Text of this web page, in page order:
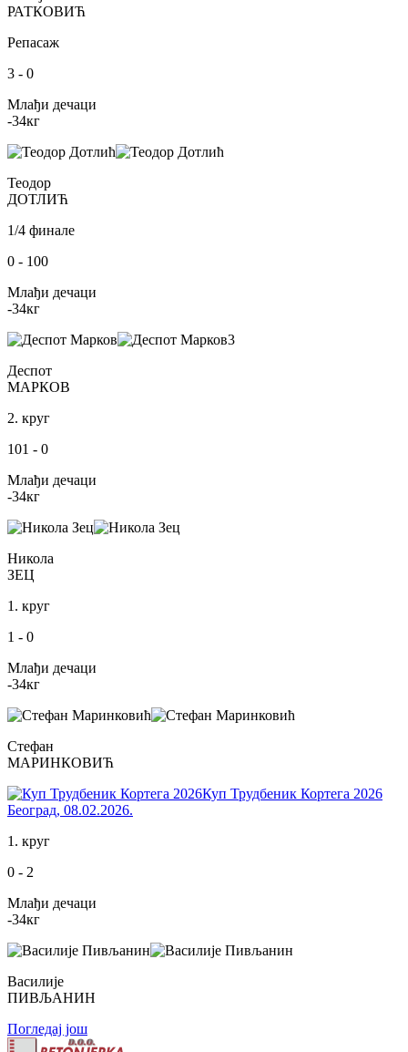
РАТКОВИЋ
Репасаж
3 - 0
Млађи дечаци
-34кг
Теодор
ДОТЛИЋ
1/4 финале
0 - 100
Млађи дечаци
-34кг
3
Деспот
МАРКОВ
2. круг
101 - 0
Млађи дечаци
-34кг
Никола
ЗЕЦ
1. круг
1 - 0
Млађи дечаци
-34кг
Стефан
МАРИНКОВИЋ
Куп Трудбеник Кортега 2026
Београд, 08.02.2026.
1. круг
0 - 2
Млађи дечаци
-34кг
Василије
ПИВЉАНИН
Погледај још